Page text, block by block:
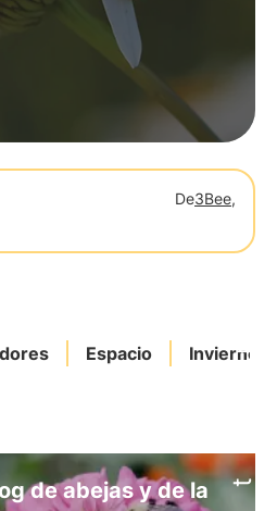
De3Bee,
Espacio Invierno
de abejas y de la